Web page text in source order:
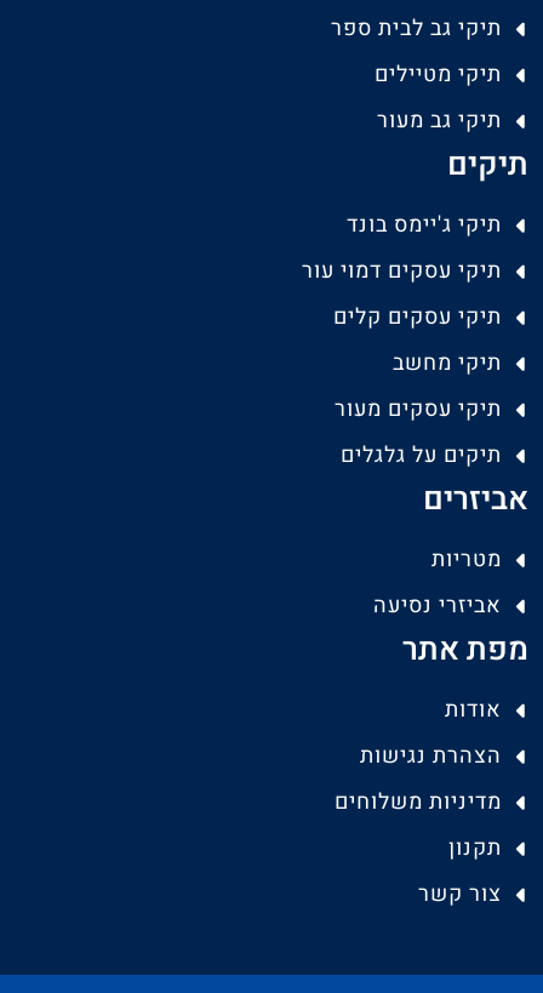
תיקי גב לבית ספר
תיקי מטיילים
תיקי גב מעור
תיקים
תיקי ג'יימס בונד
תיקי עסקים דמוי עור
תיקי עסקים קלים
תיקי מחשב
תיקי עסקים מעור
תיקים על גלגלים
אביזרים
מטריות
אביזרי נסיעה
מפת אתר
אודות
הצהרת נגישות
מדיניות משלוחים
תקנון
צור קשר